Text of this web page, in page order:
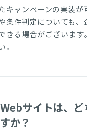
キャンペーンの実装が
条件判定についても、
きる場合がございます
。
サイトは、
か？